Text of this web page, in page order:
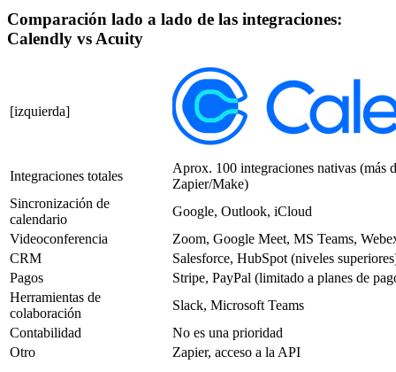
Comparación lado a lado de las integraciones:
Calendly vs Acuity
[izquierda]
Integraciones totales
Aprox. 100 integraciones nativas (más
Zapier/Make)
Sincronización de
calendario
Google, Outlook, iCloud
Videoconferencia
Zoom, Google Meet, MS Teams,
CRM
Salesforce, HubSpot (niveles
Pagos
Stripe, PayPal (limitado a planes de
Herramientas de
colaboración
Slack, Microsoft Teams
Contabilidad
No es una prioridad
Otro
Zapier, acceso a la API